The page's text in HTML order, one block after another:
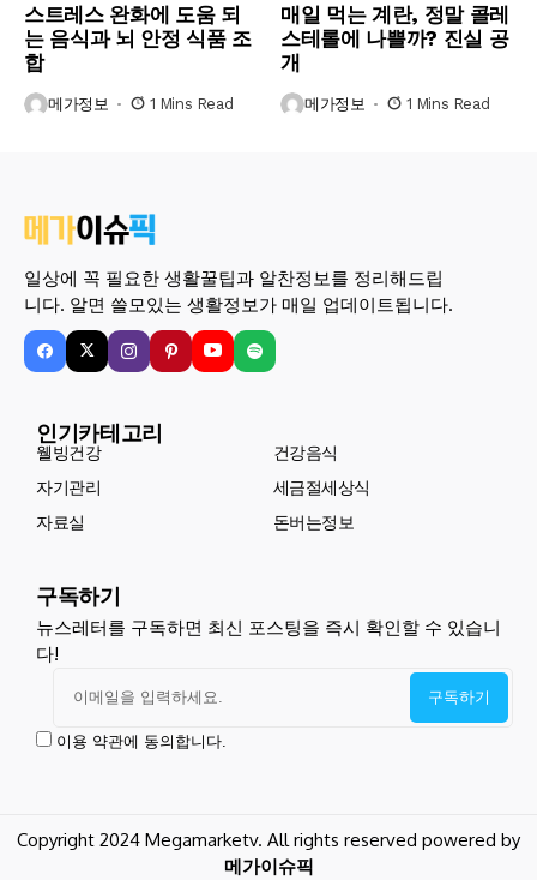
스트레스 완화에 도움 되
는 음식과 뇌 안정 식품 조
합
메가정보 1 Mins Read
매일 먹는 계란, 정말 콜레
스테롤에 나쁠까? 진실 공
개
메가정보 1 Mins Read
일상에 꼭 필요한 생활꿀팁과 알찬정보를 정리해드립
니다. 알면 쓸모있는 생활정보가 매일 업데이트됩니다.
인기카테고리
웰빙건강
건강음식
자기관리
세금절세상식
자료실
돈버는정보
구독하기
뉴스레터를 구독하면 최신 포스팅을 즉시 확인할 수 있습니
다!
이용 약관에 동의합니다.
Copyright 2024 Megamarketv. All rights reserved powered by
메가이슈픽